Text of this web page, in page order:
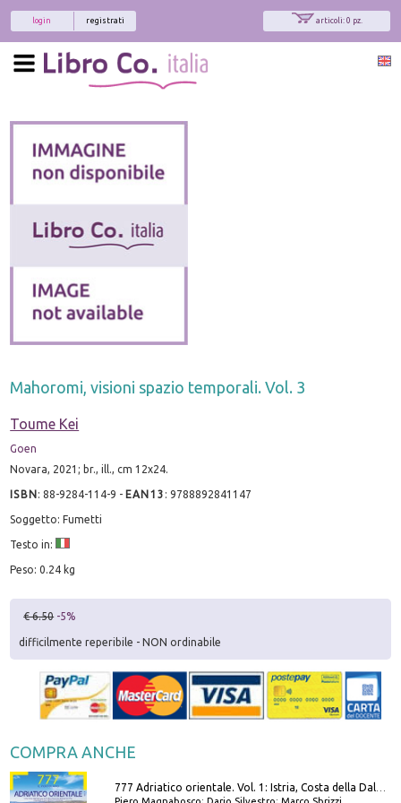
articoli: 0 pz.
registrati
login
Mahoromi, visioni spazio temporali. Vol. 3
Toume Kei
Goen
Novara, 2021; br., ill., cm 12x24.
ISBN:88-9284-114-9 - EAN13 :9788892841147
Soggetto: Fumetti
Testo in:
Peso: 0.24 kg
€ 6.50 -5%
difficilmente reperibile - NON ordinabile
COMPRA ANCHE
777 Adriatico orientale. Vol. 1: Istria, Costa della Dalmazia da Smrika a Zara, Isole del Quarnaro, Pag, Arcipelaghi di Zara, Sibenico e Incoronate
Piero Magnabosco; Dario Silvestro; Marco Sbrizzi